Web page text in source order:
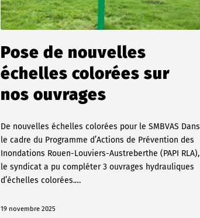
Pose de nouvelles
échelles colorées sur
nos ouvrages
De nouvelles échelles colorées pour le SMBVAS Dans
le cadre du Programme d’Actions de Prévention des
Inondations Rouen-Louviers-Austreberthe (PAPI RLA),
le syndicat a pu compléter 3 ouvrages hydrauliques
d’échelles colorées.…
19 novembre 2025